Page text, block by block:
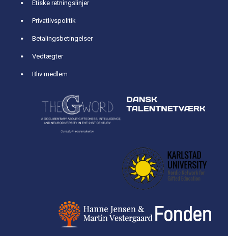
Etiske retningslinjer
Privatlivspolitik
Betalingsbetingelser
Vedtægter
Bliv medlem